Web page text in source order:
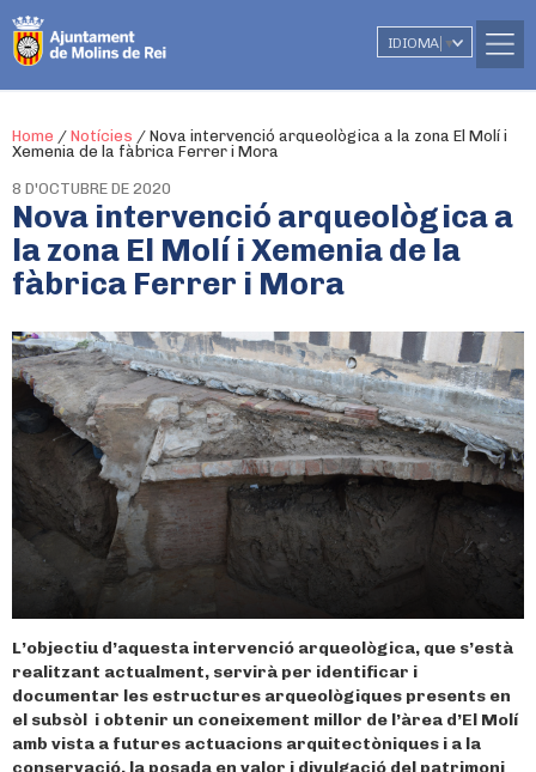
IDIOMA ▼
Home / Notícies / Nova intervenció arqueològica a la zona El Molí i
Xemenia de la fàbrica Ferrer i Mora
8 D'OCTUBRE DE 2020
Nova intervenció arqueològica a
la zona El Molí i Xemenia de la
fàbrica Ferrer i Mora
L’objectiu d’aquesta intervenció arqueològica, que s’està
realitzant actualment, servirà per identificar i
documentar les estructures arqueològiques presents en
el subsòl i obtenir un coneixement millor de l’àrea d’El Molí
amb vista a futures actuacions arquitectòniques i a la
conservació, la posada en valor i divulgació del patrimoni